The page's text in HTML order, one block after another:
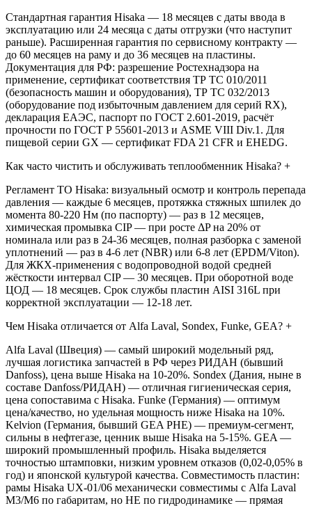
Стандартная гарантия Hisaka — 18 месяцев с даты ввода в
эксплуатацию или 24 месяца с даты отгрузки (что наступит
раньше). Расширенная гарантия по сервисному контракту —
до 60 месяцев на раму и до 36 месяцев на пластины.
Документация для РФ: разрешение Ростехнадзора на
применение, сертификат соответствия ТР ТС 010/2011
(безопасность машин и оборудования), ТР ТС 032/2013
(оборудование под избыточным давлением для серий RX),
декларация ЕАЭС, паспорт по ГОСТ 2.601-2019, расчёт
прочности по ГОСТ Р 55601-2013 и ASME VIII Div.1. Для
пищевой серии GX — сертификат FDA 21 CFR и EHEDG.
Как часто чистить и обслуживать теплообменник Hisaka? +
Регламент ТО Hisaka: визуальный осмотр и контроль перепада
давления — каждые 6 месяцев, протяжка стяжных шпилек до
момента 80-220 Нм (по паспорту) — раз в 12 месяцев,
химическая промывка CIP — при росте ΔP на 20% от
номинала или раз в 24-36 месяцев, полная разборка с заменой
уплотнений — раз в 4-6 лет (NBR) или 6-8 лет (EPDM/Viton).
Для ЖКХ-применения с водопроводной водой средней
жёсткости интервал CIP — 30 месяцев. При оборотной воде
ЦОД — 18 месяцев. Срок службы пластин AISI 316L при
корректной эксплуатации — 12-18 лет.
Чем Hisaka отличается от Alfa Laval, Sondex, Funke, GEA? +
Alfa Laval (Швеция) — самый широкий модельный ряд,
лучшая логистика запчастей в РФ через РИДАН (бывший
Danfoss), цена выше Hisaka на 10-20%. Sondex (Дания, ныне в
составе Danfoss/РИДАН) — отличная гигиеническая серия,
цена сопоставима с Hisaka. Funke (Германия) — оптимум
цена/качество, но удельная мощность ниже Hisaka на 10%.
Kelvion (Германия, бывший GEA PHE) — премиум-сегмент,
сильны в нефтегазе, ценник выше Hisaka на 5-15%. GEA —
широкий промышленный профиль. Hisaka выделяется
точностью штамповки, низким уровнем отказов (0,02-0,05% в
год) и японской культурой качества. Совместимость пластин:
рамы Hisaka UX-01/06 механически совместимы с Alfa Laval
M3/M6 по габаритам, но НЕ по гидродинамике — прямая